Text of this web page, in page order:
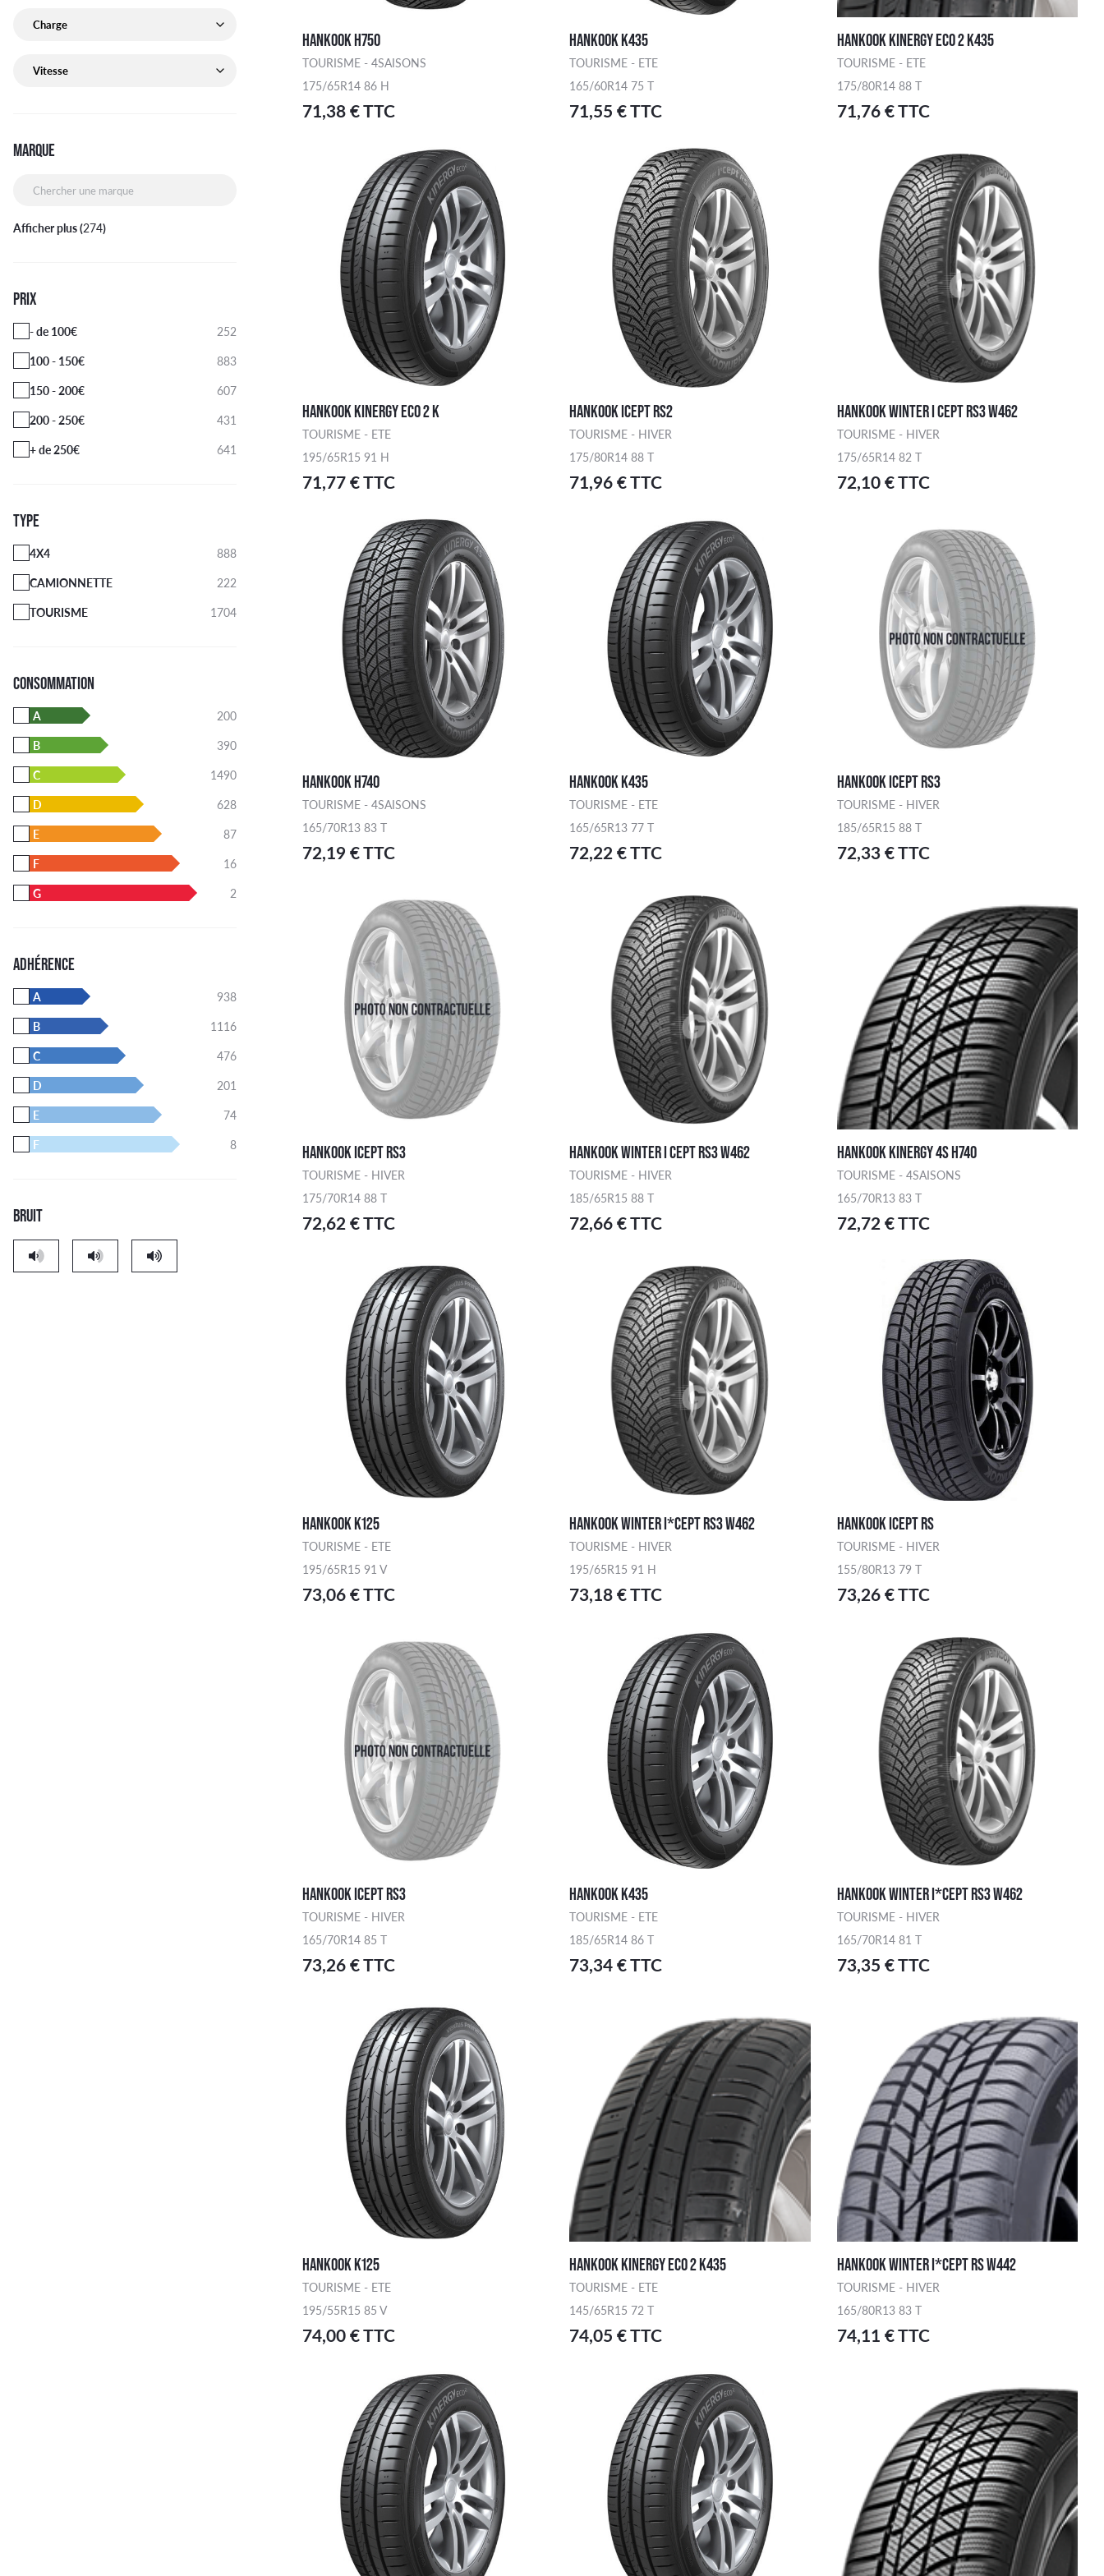
MARQUE
Chercher une marque
Afficher plus (274)
PRIX
- de 100€
252
100 - 150€
883
150 - 200€
607
200 - 250€
431
+ de 250€
641
TYPE
4X4
888
CAMIONNETTE
222
TOURISME
1704
CONSOMMATION
A
200
B
390
C
1490
D
628
E
87
F
16
G
2
ADHÉRENCE
A
938
B
1116
C
476
D
201
E
74
F
8
BRUIT
HANKOOK H750
TOURISME - 4SAISONS
175/65R14 86 H
71,38 € TTC
HANKOOK K435
TOURISME - ETE
165/60R14 75 T
71,55 € TTC
HANKOOK KINERGY ECO 2 K435
TOURISME - ETE
175/80R14 88 T
71,76 € TTC
HANKOOK KINERGY ECO 2 K
TOURISME - ETE
195/65R15 91 H
71,77 € TTC
HANKOOK ICEPT RS2
TOURISME - HIVER
175/80R14 88 T
71,96 € TTC
HANKOOK WINTER I CEPT RS3 W462
TOURISME - HIVER
175/65R14 82 T
72,10 € TTC
HANKOOK H740
TOURISME - 4SAISONS
165/70R13 83 T
72,19 € TTC
HANKOOK K435
TOURISME - ETE
165/65R13 77 T
72,22 € TTC
HANKOOK ICEPT RS3
TOURISME - HIVER
185/65R15 88 T
72,33 € TTC
HANKOOK ICEPT RS3
TOURISME - HIVER
175/70R14 88 T
72,62 € TTC
HANKOOK WINTER I CEPT RS3 W462
TOURISME - HIVER
185/65R15 88 T
72,66 € TTC
HANKOOK KINERGY 4S H740
TOURISME - 4SAISONS
165/70R13 83 T
72,72 € TTC
HANKOOK K125
TOURISME - ETE
195/65R15 91 V
73,06 € TTC
HANKOOK WINTER I*CEPT RS3 W462
TOURISME - HIVER
195/65R15 91 H
73,18 € TTC
HANKOOK ICEPT RS
TOURISME - HIVER
155/80R13 79 T
73,26 € TTC
HANKOOK ICEPT RS3
TOURISME - HIVER
165/70R14 85 T
73,26 € TTC
HANKOOK K435
TOURISME - ETE
185/65R14 86 T
73,34 € TTC
HANKOOK WINTER I*CEPT RS3 W462
TOURISME - HIVER
165/70R14 81 T
73,35 € TTC
HANKOOK K125
TOURISME - ETE
195/55R15 85 V
74,00 € TTC
HANKOOK KINERGY ECO 2 K435
TOURISME - ETE
145/65R15 72 T
74,05 € TTC
HANKOOK WINTER I*CEPT RS W442
TOURISME - HIVER
165/80R13 83 T
74,11 € TTC